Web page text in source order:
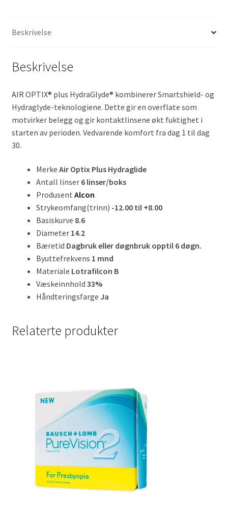
Beskrivelse
Beskrivelse
AIR OPTIX® plus HydraGlyde® kombinerer Smartshield- og
Hydraglyde-teknologiene. Dette gir en overflate som
motvirker belegg og gir kontaktlinsene økt fuktighet i
starten av perioden. Vedvarende komfort fra dag 1 til dag
30.
Merke Air Optix Plus Hydraglide
Antall linser 6 linser/boks
Produsent Alcon
Strykeomfang(trinn) -12.00 til +8.00
Basiskurve 8.6
Diameter 14.2
Bæretid Dagbruk eller døgnbruk opptil 6 døgn.
Byuttefrekvens 1 mnd
Materiale Lotrafilcon B
Væskeinnhold 33%
Håndteringsfarge Ja
Relaterte produkter